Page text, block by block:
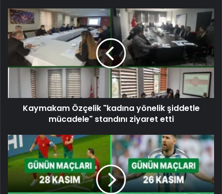
Kaymakam Özçelik "kadına yönelik şiddetle
mücadele" standını ziyaret etti